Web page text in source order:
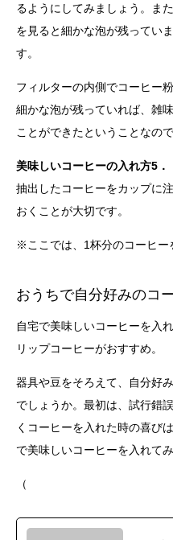
るようにしてみましょう。ま
を見ると細かな泡が残ってい
す。
フィルターの内側でコーヒー
細かな泡が残っていれば、雑
ことができたということなの
美味しいコーヒーの入れ方5．
抽出したコーヒーをカップに
おくことが大切です。
※ここでは、1杯分のコーヒー
おうちで自分好みのコ
自宅で美味しいコーヒーを入
リップコーヒーがおすすめ。
器具や豆をそろえて、自分好
でしょうか。最初は、試行錯
くコーヒーを入れた時の喜び
で美味しいコーヒーを入れてみ
（